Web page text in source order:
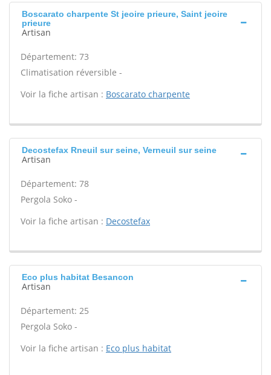
Boscarato charpente St jeoire prieure, Saint jeoire
prieure
Artisan
Département: 73
Climatisation réversible -
Voir la fiche artisan : Boscarato charpente
Decostefax Rneuil sur seine, Verneuil sur seine
Artisan
Département: 78
Pergola Soko -
Voir la fiche artisan : Decostefax
Eco plus habitat Besancon
Artisan
Département: 25
Pergola Soko -
Voir la fiche artisan : Eco plus habitat